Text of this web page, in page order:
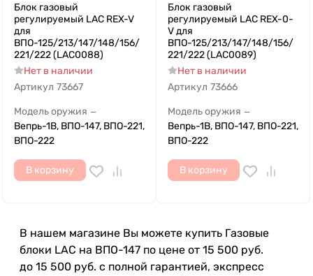
Блок газовый
регулируемый LAC REX-V
для
ВПО-125/213/147/148/156/
221/222 (LAC0088)
Нет в наличии
Артикул 73667
Модель оружия —
Вепрь-1В, ВПО-147, ВПО-221,
ВПО-222
В корзину
Блок газовый
регулируемый LAC REX-0-
V для
ВПО-125/213/147/148/156/
221/222 (LAC0089)
Нет в наличии
Артикул 73666
Модель оружия —
Вепрь-1В, ВПО-147, ВПО-221,
ВПО-222
В корзину
В нашем магазине Вы можете купить Газовые
блоки LAC на ВПО-147 по цене от 15 500 руб.
до 15 500 руб. с полной гарантией, экспресс